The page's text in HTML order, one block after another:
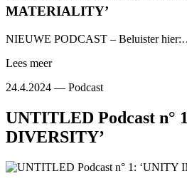
MATERIALITY’
NIEUWE PODCAST – Beluister
Lees meer
24.4.2024 — Podcast
UNTITLED Podcast n°
DIVERSITY’